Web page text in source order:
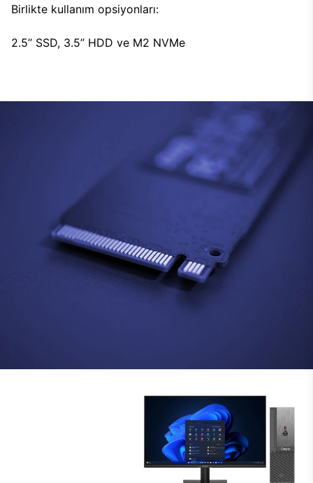
Birlikte kullanım opsiyonları:
2.5’’ SSD, 3.5’’ HDD ve M2 NVMe